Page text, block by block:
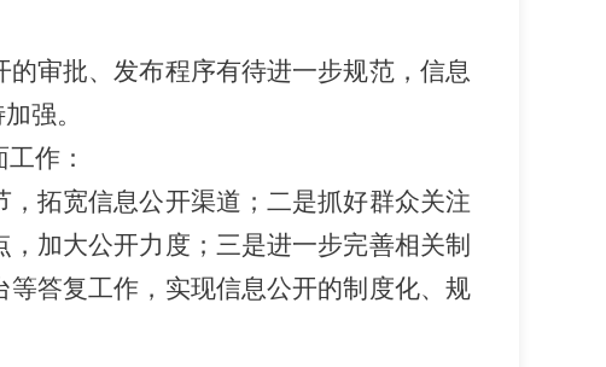
的审批、发布程序有待进一步规范，信息
强。
作：
拓宽信息公开渠道；二是抓好群众关注
加大公开力度；三是进一步完善相关制
答复工作，实现信息公开的制度化、规